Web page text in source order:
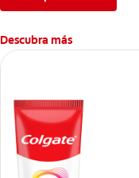
Descubra más